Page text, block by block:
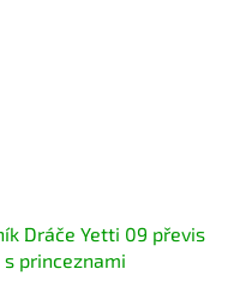
Dráče Yetti 09 převis
princeznami